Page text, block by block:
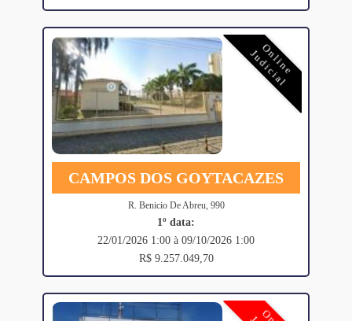
Online
Judicial
CAMPOS DOS GOYTACAZES
R. Benicio De Abreu, 990
1º data:
22/01/2026 1:00 à 09/10/2026 1:00
R$ 9.257.049,70